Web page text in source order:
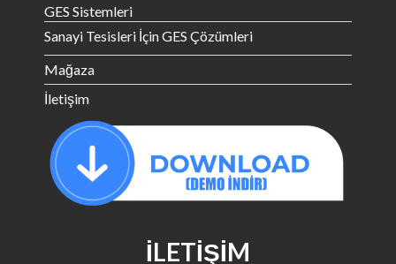
GES Sistemleri
Sanayi Tesisleri İçin GES Çözümleri
Mağaza
İletişim
İLETIŞIM